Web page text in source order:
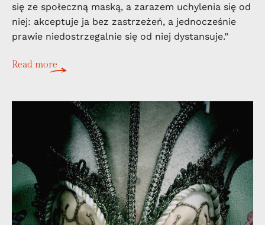
się ze społeczną maską, a zarazem uchylenia się od
niej: akceptuje ja bez zastrzeżeń, a jednocześnie
prawie niedostrzegalnie się od niej dystansuje.”
Read more